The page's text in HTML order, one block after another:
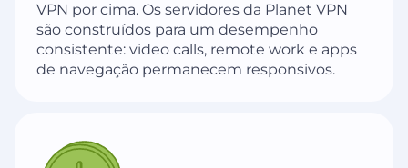
VPN por cima. Os servidores da Planet VPN
são construídos para um desempenho
consistente: video calls, remote work e apps
de navegação permanecem responsivos.